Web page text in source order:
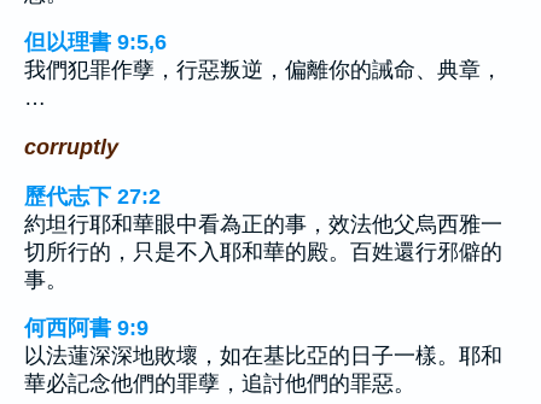
但以理書 9:5,6
我們犯罪作孽，行惡叛逆，偏離你的誡命、典章，
…
corruptly
歷代志下 27:2
約坦行耶和華眼中看為正的事，效法他父烏西雅一
切所行的，只是不入耶和華的殿。百姓還行邪僻的
事。
何西阿書 9:9
以法蓮深深地敗壞，如在基比亞的日子一樣。耶和
華必記念他們的罪孽，追討他們的罪惡。